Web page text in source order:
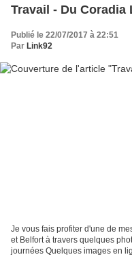
Travail - Du Coradia
Publié le 22/07/2017 à 22:51
Par Link92
Je vous fais profiter d'une de
et Belfort à travers quelques
journées Quelques images en